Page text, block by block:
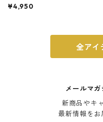
ト 3号 ブラック
¥4,950
全アイ
メールマ
新商品やキ
最新情報をお